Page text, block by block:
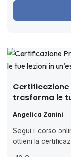
trasforma le
Angelica Zanini
Segui il corso
ottieni la